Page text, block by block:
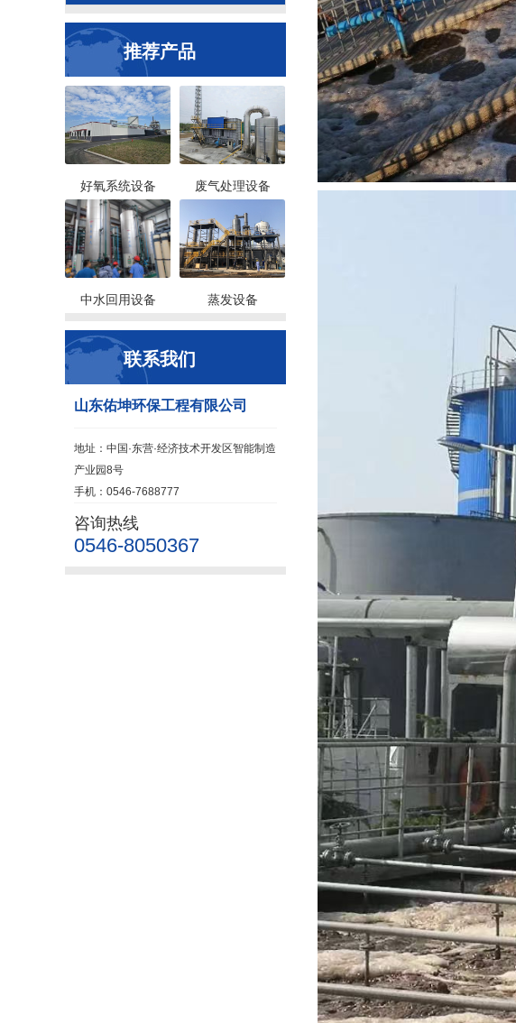
推荐产品
好氧系统设备 废气处理设备
中水回用设备 蒸发设备
联系我们
山东佑坤环保工程有限公司
地址：中国·东营·经济技术开发区智能制造
产业园8号
手机：0546-7688777
咨询热线
0546-8050367